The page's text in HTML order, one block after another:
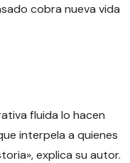
cobra nueva vida
fluida lo hacen
interpela a quienes
explica su autor.